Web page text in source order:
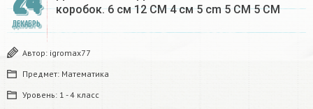
ДЕКАБРЬ
коробок. 6 см 12 CM 4 см 5 cm 5 CM 5 CM​
Автор: igromax77
Предмет: Математика
Уровень: 1 - 4 класс